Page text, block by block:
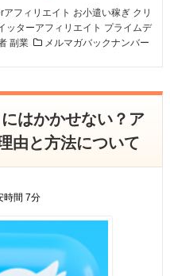
アフィリエイト お小遣い稼ぎ クリ
ッターアフィリエイト プライムデ
副業 メルマガバックナンバー
はかかせない？ア
由と方法について
時間 7分